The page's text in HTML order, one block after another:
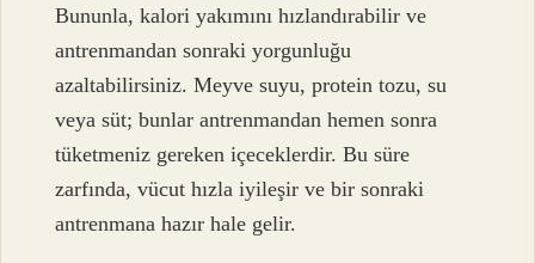
Bununla, kalori yakımını hızlandırabilir ve
antrenmandan sonraki yorgunluğu
azaltabilirsiniz. Meyve suyu, protein tozu, su
veya süt; bunlar antrenmandan hemen sonra
tüketmeniz gereken içeceklerdir. Bu süre
zarfında, vücut hızla iyileşir ve bir sonraki
antrenmana hazır hale gelir.